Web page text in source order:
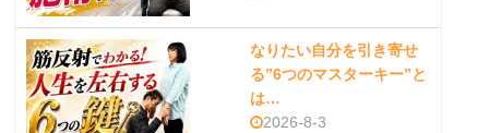
なりたい自分を引き寄せ
る”6つのマスターキー”と
は…
2026-8-3